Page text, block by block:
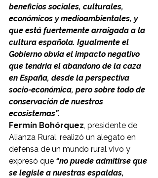
beneficios sociales, culturales,
económicos y medioambientales, y
que está fuertemente arraigada a la
cultura española. Igualmente el
Gobierno obvia el impacto negativo
que tendría el abandono de la caza
en España, desde la perspectiva
socio-económica, pero sobre todo de
conservación de nuestros
ecosistemas”.
Fermín Bohórquez , presidente de
Alianza Rural, realizó un alegato en
defensa de un mundo rural vivo y
expresó que “no puede admitirse que
se legisle a nuestras espaldas,